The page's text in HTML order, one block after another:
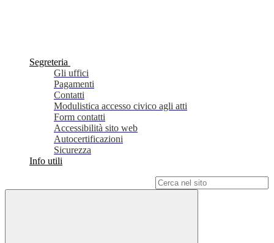
Segreteria
Gli uffici
Pagamenti
Contatti
Modulistica accesso civico agli atti
Form contatti
Accessibilità sito web
Autocertificazioni
Sicurezza
Info utili